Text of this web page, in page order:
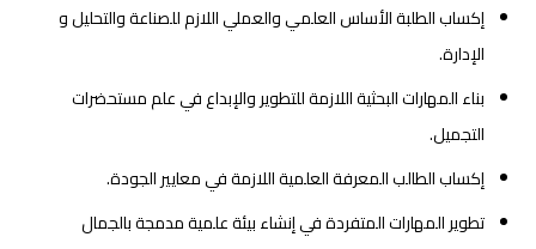
إكساب الطلبة الأساس العلمي والعملي اللازم للصناعة والتحليل و
الإدارة.
بناء المهارات البحثية اللازمة للتطوير والإبداع في علم مستحضرات
التجميل.
إكساب الطالب المعرفة العلمية اللازمة في معايير الجودة.
تطوير المهارات المتفردة في إنشاء بيئة علمية مدمجة بالجمال